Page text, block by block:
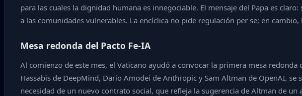
para las cuales la dignidad humana es innegociable. El mensaje del Papa es
a las comunidades vulnerables. La encíclica no pide regulación per se; en
Mesa redonda del Pacto Fe-IA
Al comienzo de este mes, el Vaticano ayudó a convocar la primera mesa
Hassabis de DeepMind, Dario Amodei de Anthropic y Sam Altman de OpenAI,
necesidad de un nuevo contrato social, que refleja la sugerencia de Altman de